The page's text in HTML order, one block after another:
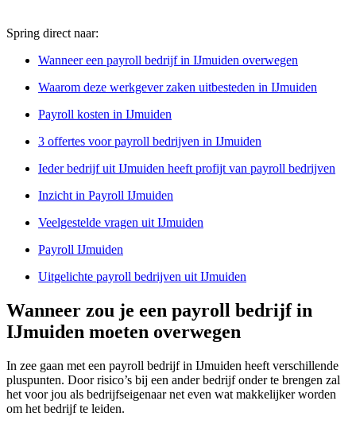
Spring direct naar:
Wanneer een payroll bedrijf in IJmuiden overwegen
Waarom deze werkgever zaken uitbesteden in IJmuiden
Payroll kosten in IJmuiden
3 offertes voor payroll bedrijven in IJmuiden
Ieder bedrijf uit IJmuiden heeft profijt van payroll bedrijven
Inzicht in Payroll IJmuiden
Veelgestelde vragen uit IJmuiden
Payroll IJmuiden
Uitgelichte payroll bedrijven uit IJmuiden
Wanneer zou je een payroll bedrijf in
IJmuiden moeten overwegen
In zee gaan met een payroll bedrijf in IJmuiden heeft verschillende
pluspunten. Door risico’s bij een ander bedrijf onder te brengen zal
het voor jou als bedrijfseigenaar net even wat makkelijker worden
om het bedrijf te leiden.